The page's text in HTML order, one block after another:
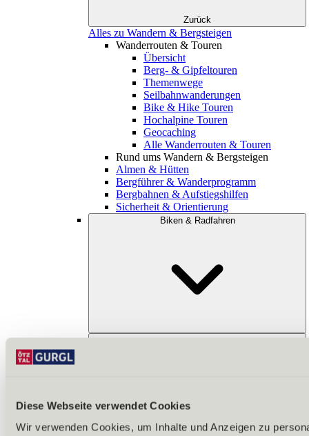
Diese Webseite verwendet Cookies
Wir verwenden Cookies, um Inhalte und Anzeigen zu
Zurück
Alles zu Wandern & Bergsteigen
Wanderrouten & Touren
Übersicht
Berg- & Gipfeltouren
Themenwege
Seilbahnwanderungen
Bike & Hike Touren
Hochalpine Touren
Geocaching
Alle Wanderrouten & Touren
Rund ums Wandern & Bergsteigen
Almen & Hütten
Bergführer & Wanderprogramm
Bergbahnen & Aufstiegshilfen
Sicherheit & Orientierung
Biken & Radfahren